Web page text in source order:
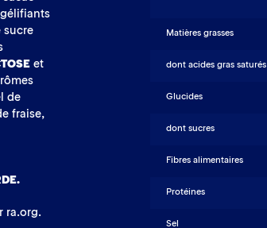
sucre
et
de
fraise,
ra.org.
Matières grasses
dont acides gras saturés
Glucides
dont sucres
Fibres alimentaires
Protéines
Sel